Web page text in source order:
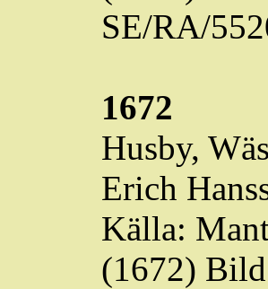
SE/RA/
1672
Husby,
Erich
Källa:
(1672)